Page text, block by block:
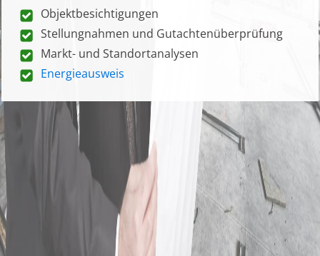
Objektbesichtigungen
Stellungnahmen und Gutachtenüberprüfung
Markt- und Standortanalysen
Energieausweis